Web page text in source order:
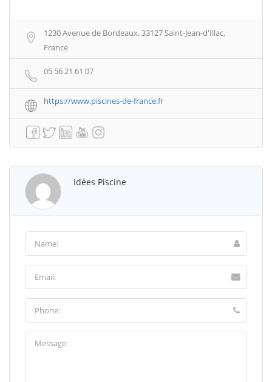
1230 Avenue de Bordeaux, 33127 Saint-Jean-d'Illac,
France
05 56 21 61 07
https://www.piscines-de-france.fr
Idées Piscine